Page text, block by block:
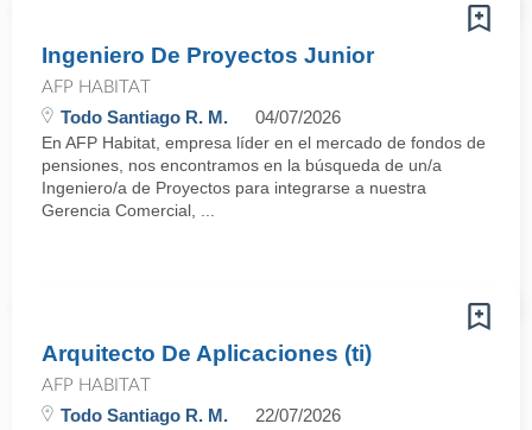
Ingeniero De Proyectos Junior
AFP HABITAT
Todo Santiago R. M. 04/07/2026
En AFP Habitat, empresa líder en el mercado de fondos de
pensiones, nos encontramos en la búsqueda de un/a
Ingeniero/a de Proyectos para integrarse a nuestra
Gerencia Comercial, ...
Arquitecto De Aplicaciones (ti)
AFP HABITAT
Todo Santiago R. M. 22/07/2026